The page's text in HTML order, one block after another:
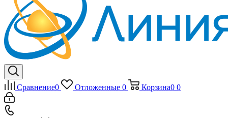
Сравнение0 Отложенные 0 Корзина0 0